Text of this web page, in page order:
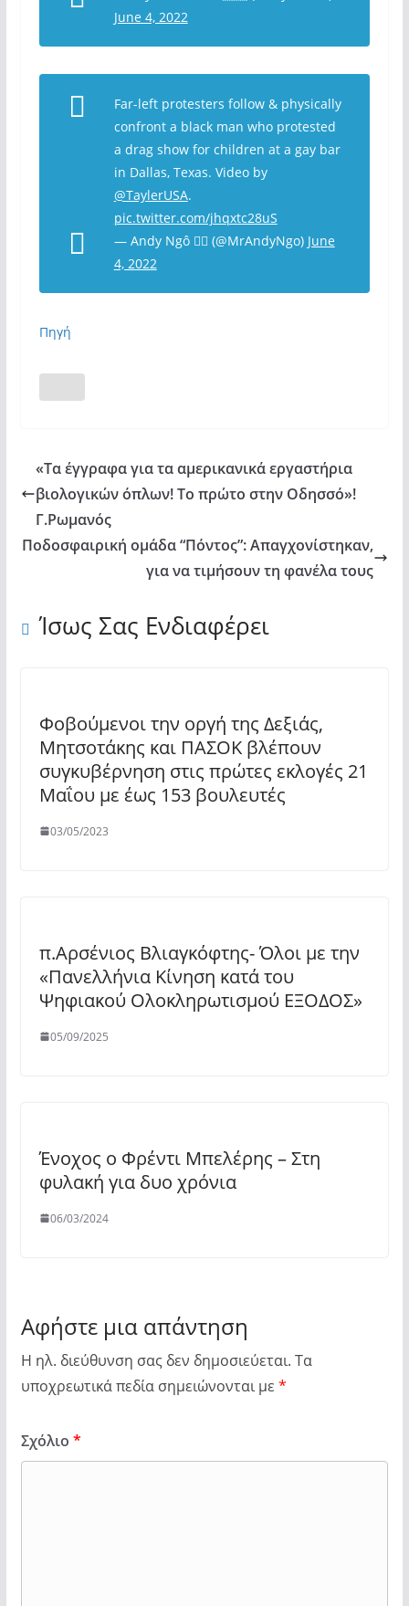
June 4, 2022
Far-left protesters follow & physically
confront a black man who protested
a drag show for children at a gay bar
in Dallas, Texas. Video by
@TaylerUSA.
pic.twitter.com/jhqxtc28uS
— Andy Ngô 🏳️‍🌈 (@MrAndyNgo) June
4, 2022
Πηγή
«Τα έγγραφα για τα αμερικανικά εργαστήρια
βιολογικών όπλων! Το πρώτο στην Οδησσό»!
Γ.Ρωμανός
Ποδοσφαιρική ομάδα “Πόντος”: Απαγχονίστηκαν,
για να τιμήσουν τη φανέλα τους
Ίσως Σας Ενδιαφέρει
Φοβούμενοι την οργή της Δεξιάς,
Μητσοτάκης και ΠΑΣΟΚ βλέπουν
συγκυβέρνηση στις πρώτες εκλογές 21
Μαΐου με έως 153 βουλευτές
03/05/2023
π.Αρσένιος Βλιαγκόφτης- Όλοι με την
«Πανελλήνια Κίνηση κατά του
Ψηφιακού Ολοκληρωτισμού ΕΞΟΔΟΣ»
05/09/2025
Ένοχος ο Φρέντι Μπελέρης – Στη
φυλακή για δυο χρόνια
06/03/2024
Αφήστε μια απάντηση
Η ηλ. διεύθυνση σας δεν δημοσιεύεται. Τα
υποχρεωτικά πεδία σημειώνονται με *
Σχόλιο *